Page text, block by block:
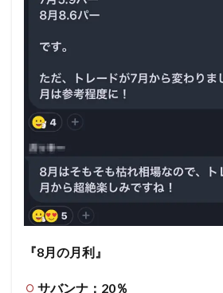
『8月の月利』
サバンナ：20％